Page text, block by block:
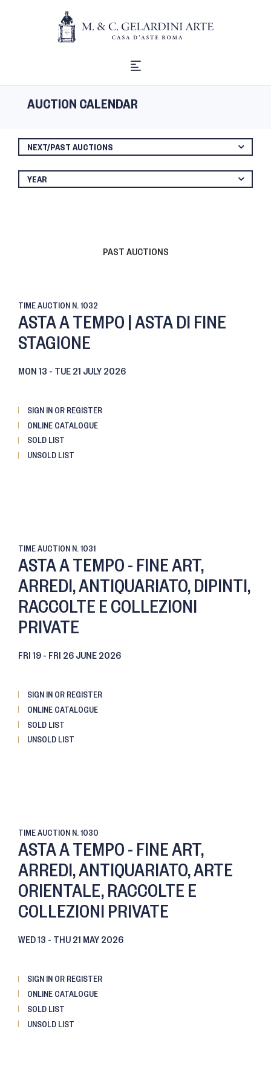
AUCTION CALENDAR
NEXT/PAST AUCTIONS
YEAR
PAST AUCTIONS
TIME AUCTION N. 1032
ASTA A TEMPO | ASTA DI FINE
STAGIONE
MON 13 - TUE 21 JULY 2026
SIGN IN OR REGISTER
ONLINE CATALOGUE
SOLD LIST
UNSOLD LIST
TIME AUCTION N. 1031
ASTA A TEMPO - FINE ART,
ARREDI, ANTIQUARIATO, DIPINTI,
RACCOLTE E COLLEZIONI
PRIVATE
FRI 19 - FRI 26 JUNE 2026
SIGN IN OR REGISTER
ONLINE CATALOGUE
SOLD LIST
UNSOLD LIST
TIME AUCTION N. 1030
ASTA A TEMPO - FINE ART,
ARREDI, ANTIQUARIATO, ARTE
ORIENTALE, RACCOLTE E
COLLEZIONI PRIVATE
WED13 - THU 21 MAY 2026
SIGN IN OR REGISTER
ONLINE CATALOGUE
SOLD LIST
UNSOLD LIST